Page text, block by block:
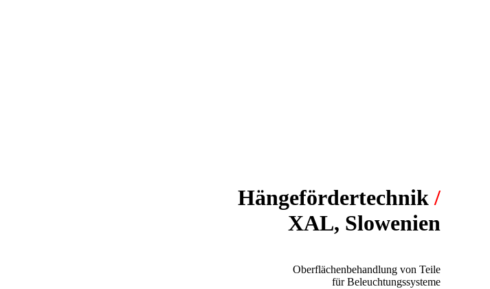
Hängefördertechnik/
XAL, Slowenien
Oberflächenbehandlung von Teile
für Beleuchtungssysteme